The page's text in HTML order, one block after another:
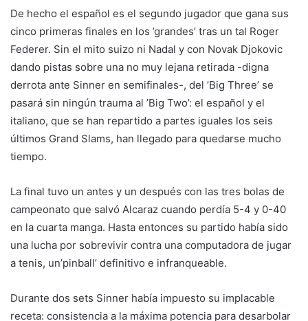
De hecho el español es el segundo jugador que gana sus
cinco primeras finales en los ’grandes’ tras un tal Roger
Federer. Sin el mito suizo ni Nadal y con Novak Djokovic
dando pistas sobre una no muy lejana retirada -digna
derrota ante Sinner en semifinales-, del ’Big Three’ se
pasará sin ningún trauma al ’Big Two’: el español y el
italiano, que se han repartido a partes iguales los seis
últimos Grand Slams, han llegado para quedarse mucho
tiempo.
La final tuvo un antes y un después con las tres bolas de
campeonato que salvó Alcaraz cuando perdía 5-4 y 0-40
en la cuarta manga. Hasta entonces su partido había sido
una lucha por sobrevivir contra una computadora de jugar
a tenis, un’pinball’ definitivo e infranqueable.
Durante dos sets Sinner había impuesto su implacable
receta: consistencia a la máxima potencia para desarbolar